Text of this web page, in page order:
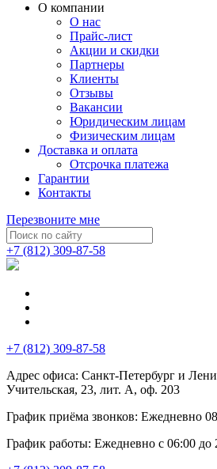
О компании
О нас
Прайс-лист
Акции и скидки
Партнеры
Клиенты
Отзывы
Вакансии
Юридическим лицам
Физическим лицам
Доставка и оплата
Отсрочка платежа
Гарантии
Контакты
Перезвоните мне
+7 (812) 309-87-58
+7 (812) 309-87-58
Адрес офиса: Санкт-Петербург и
Учительская, 23, лит. А, оф. 203
График приёма звонков: Ежедневно
График работы: Ежедневно с 06:00 до